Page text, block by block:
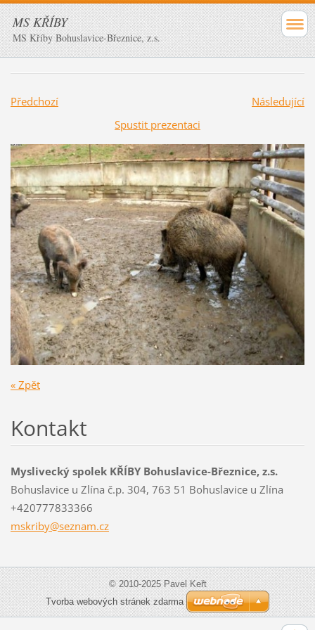
MS KŘÍBY
MS Kříby Bohuslavice-Březnice, z.s.
Předchozí
Následující
Spustit prezentaci
« Zpět
Kontakt
Myslivecký spolek KŘÍBY Bohuslavice-Březnice, z.s.
Bohuslavice u Zlína č.p. 304, 763 51 Bohuslavice u Zlína
+420777833366
mskriby@seznam.cz
© 2010-2025 Pavel Keřt
Tvorba webových stránek zdarma